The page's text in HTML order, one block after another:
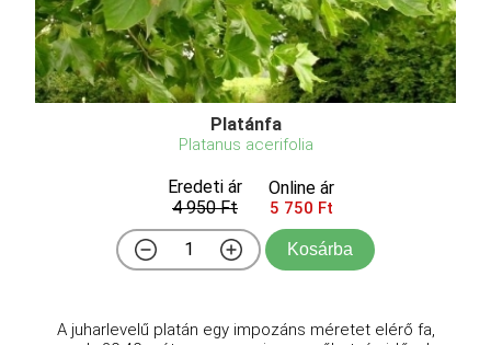
Platánfa
Platanus acerifolia
Eredeti ár
4 950 Ft
Online ár
5 750 Ft
Kosárba
A juharlevelű platán egy impozáns méretet elérő fa,